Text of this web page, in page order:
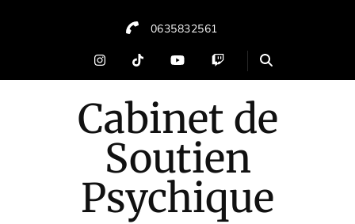
0635832561
Cabinet de
Soutien
Psychique